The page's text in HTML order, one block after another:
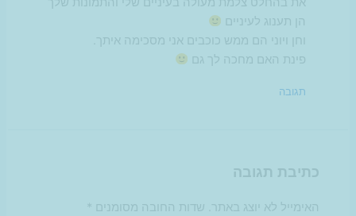
הן תענוג לעיניים
וחן ויוני הם ממש כוכבים אני מסכימה איתך.
פינת האם מחכה לך גם
תגובה
כתיבת תגובה
האימייל לא יוצג באתר. שדות החובה מסומנים *